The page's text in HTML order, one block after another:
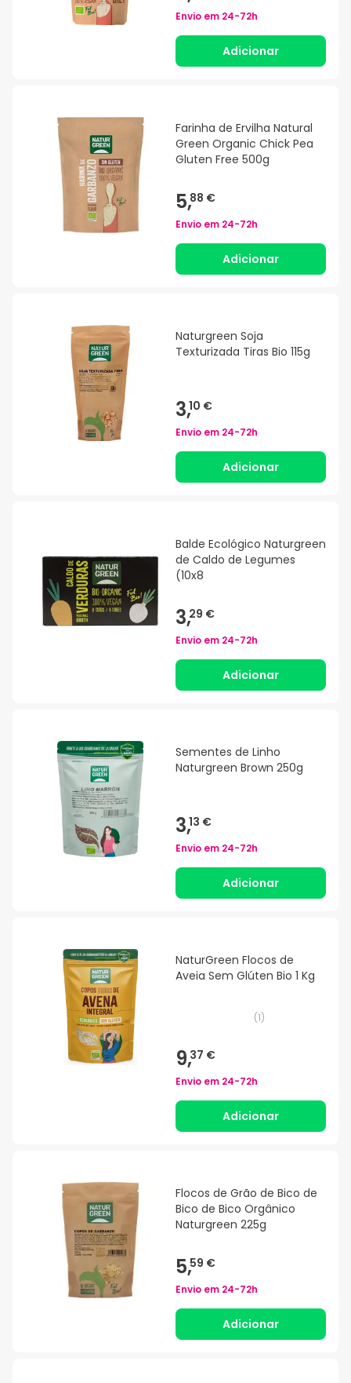
Envio em 24-72h
Adicionar
Farinha de Ervilha Natural
Green Organic Chick Pea
Gluten Free 500g
5,88 €
Envio em 24-72h
Adicionar
Naturgreen Soja
Texturizada Tiras Bio 115g
3,10 €
Envio em 24-72h
Adicionar
Balde Ecológico Naturgreen
de Caldo de Legumes
(10x8
3,29 €
Envio em 24-72h
Adicionar
Sementes de Linho
Naturgreen Brown 250g
3,13 €
Envio em 24-72h
Adicionar
NaturGreen Flocos de
Aveia Sem Glúten Bio 1 Kg
(1)
9,37 €
Envio em 24-72h
Adicionar
Flocos de Grão de Bico de
Bico de Bico Orgânico
Naturgreen 225g
5,59 €
Envio em 24-72h
Adicionar